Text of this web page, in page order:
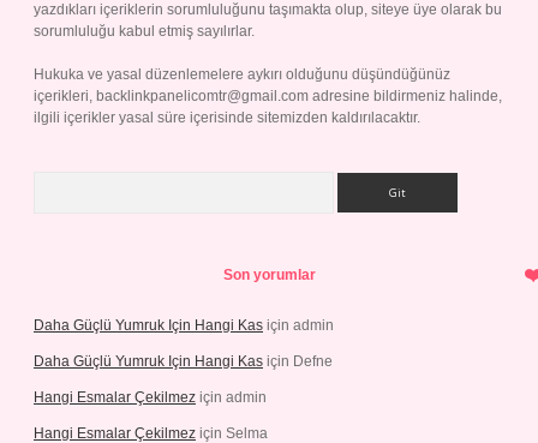
yazdıkları içeriklerin sorumluluğunu taşımakta olup, siteye üye olarak bu
sorumluluğu kabul etmiş sayılırlar.
Hukuka ve yasal düzenlemelere aykırı olduğunu düşündüğünüz
içerikleri, backlinkpanelicomtr@gmail.com adresine bildirmeniz halinde,
ilgili içerikler yasal süre içerisinde sitemizden kaldırılacaktır.
Son yorumlar
Daha Güçlü Yumruk Için Hangi Kas için admin
Daha Güçlü Yumruk Için Hangi Kas için Defne
Hangi Esmalar Çekilmez için admin
Hangi Esmalar Çekilmez için Selma